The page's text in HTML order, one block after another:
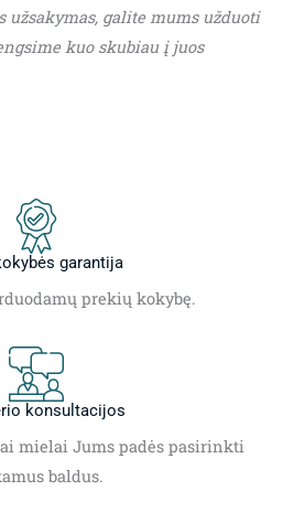
galite mums užduoti
kuo skubiau į juos
garantija
prekių kokybę.
konsultacijos
mielai Jums padės pasirinkti
baldus.